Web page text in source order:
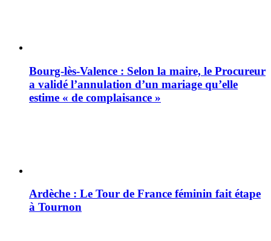
Bourg-lès-Valence : Selon la maire, le Procureur
a validé l’annulation d’un mariage qu’elle
estime « de complaisance »
Ardèche : Le Tour de France féminin fait étape
à Tournon